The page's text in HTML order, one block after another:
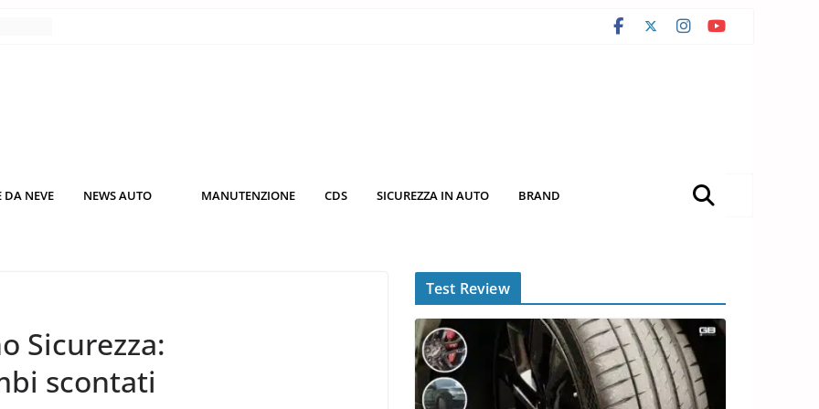
DA NEVE NEWS AUTO MANUTENZIONE CDS SICUREZZA IN AUTO BRAND
Sicurezza:
scontati
Test Review